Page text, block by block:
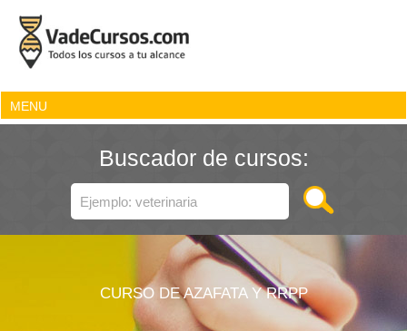
MENU
Buscador de cursos:
CURSO DE AZAFATA Y RRPP